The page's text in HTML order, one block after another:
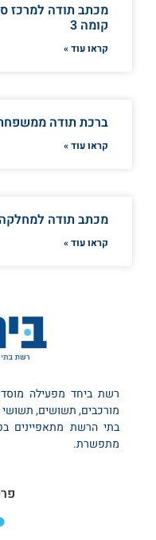
מכתב תודה למרכז
קומה 3
קראו עוד »
ברכת תודה
קראו עוד »
מכתב תודה למחלקה 3 במרכז סיעוד וותיקים
קראו עוד »
רשת ביחד מפעילה
מורכבים, תשושים, תשושי
בתי הרשת מתאפיינים
מתפשרת.